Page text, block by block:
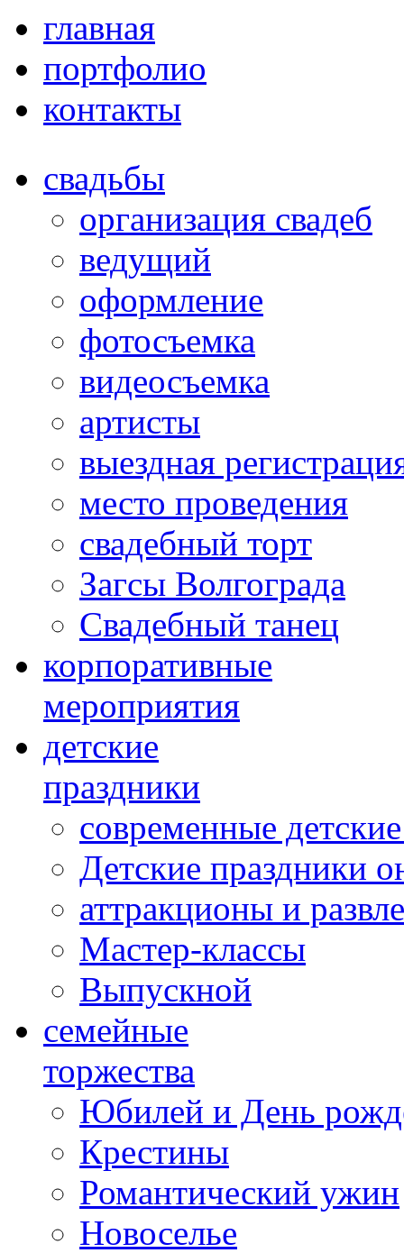
главная
портфолио
контакты
свадьбы
организация свадеб
ведущий
оформление
фотосъемка
видеосъемка
артисты
выездная
место проведения
свадебный торт
Загсы Волгограда
Свадебный танец
корпоративные
мероприятия
детские
праздники
современные
Детские праздники
аттракционы и
Мастер-классы
Выпускной
cемейные
торжества
Юбилей и День
Крестины
Романтический ужин
Новоселье